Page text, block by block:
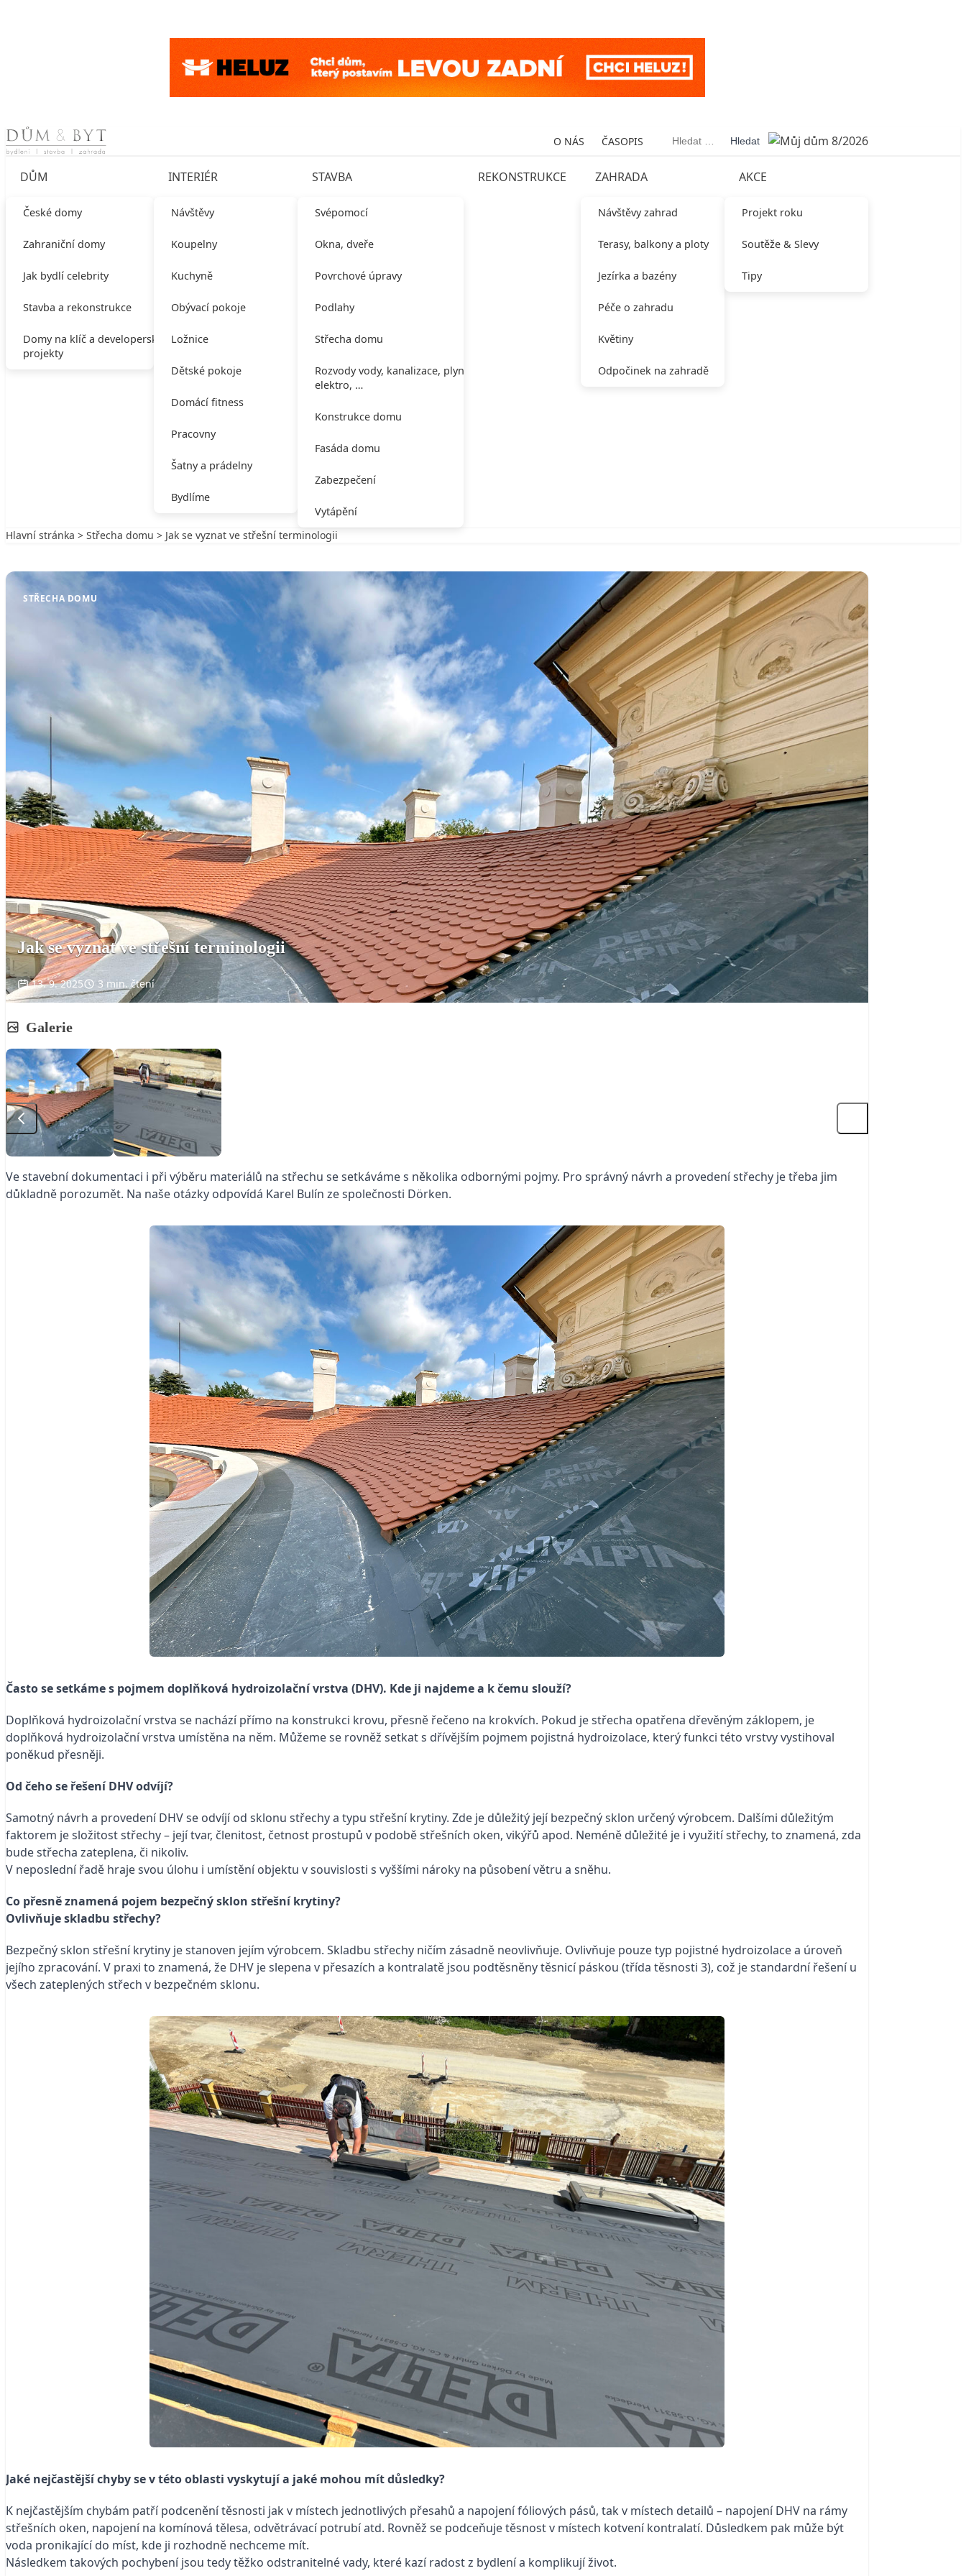
Skip to content O NÁS ČASOPIS Vyhledávání
DŮM
České domy
Zahraniční domy
Jak bydlí celebrity
Stavba a rekonstrukce
Domy na klíč a developerské
projekty
INTERIÉR
Návštěvy
Koupelny
Kuchyně
Obývací pokoje
Ložnice
Dětské pokoje
Domácí fitness
Pracovny
Šatny a prádelny
Bydlíme
STAVBA
Svépomocí
Okna, dveře
Povrchové úpravy
Podlahy
Střecha domu
Rozvody vody, kanalizace, plynu,
elektro, …
Konstrukce domu
Fasáda domu
Zabezpečení
Vytápění
REKONSTRUKCE ZAHRADA
Návštěvy zahrad
Terasy, balkony a ploty
Jezírka a bazény
Péče o zahradu
Květiny
Odpočinek na zahradě
AKCE
Projekt roku
Soutěže & Slevy
Tipy
Hlavní stránka > Střecha domu > Jak se vyznat ve střešní terminologii
STŘECHA DOMU
Jak se vyznat ve střešní terminologii
13. 9. 2025 3 min. čtení
Galerie
Ve stavební dokumentaci i při výběru materiálů na střechu se setkáváme s několika odbornými pojmy. Pro správný návrh a provedení střechy je třeba jim
důkladně porozumět. Na naše otázky odpovídá Karel Bulín ze společnosti Dörken.
Často se setkáme s pojmem doplňková hydroizolační vrstva (DHV). Kde ji najdeme a k čemu slouží?
Doplňková hydroizolační vrstva se nachází přímo na konstrukci krovu, přesně řečeno na krokvích. Pokud je střecha opatřena dřevěným záklopem, je
doplňková hydroizolační vrstva umístěna na něm. Můžeme se rovněž setkat s dřívějším pojmem pojistná hydroizolace, který funkci této vrstvy vystihoval
poněkud přesněji.
Od čeho se řešení DHV odvíjí?
Samotný návrh a provedení DHV se odvíjí od sklonu střechy a typu střešní krytiny. Zde je důležitý její bezpečný sklon určený výrobcem. Dalšími důležitým
faktorem je složitost střechy – její tvar, členitost, četnost prostupů v podobě střešních oken, vikýřů apod. Neméně důležité je i využití střechy, to znamená, zda
bude střecha zateplena, či nikoliv.
V neposlední řadě hraje svou úlohu i umístění objektu v souvislosti s vyššími nároky na působení větru a sněhu.
Co přesně znamená pojem bezpečný sklon střešní krytiny?
Ovlivňuje skladbu střechy?
Bezpečný sklon střešní krytiny je stanoven jejím výrobcem. Skladbu střechy ničím zásadně neovlivňuje. Ovlivňuje pouze typ pojistné hydroizolace a úroveň
jejího zpracování. V praxi to znamená, že DHV je slepena v přesazích a kontralatě jsou podtěsněny těsnicí páskou (třída těsnosti 3), což je standardní řešení u
všech zateplených střech v bezpečném sklonu.
Jaké nejčastější chyby se v této oblasti vyskytují a jaké mohou mít důsledky?
K nejčastějším chybám patří podcenění těsnosti jak v místech jednotlivých přesahů a napojení fóliových pásů, tak v místech detailů – napojení DHV na rámy
střešních oken, napojení na komínová tělesa, odvětrávací potrubí atd. Rovněž se podceňuje těsnost v místech kotvení kontralatí. Důsledkem pak může být
voda pronikající do míst, kde ji rozhodně nechceme mít.
Následkem takových pochybení jsou tedy těžko odstranitelné vady, které kazí radost z bydlení a komplikují život.